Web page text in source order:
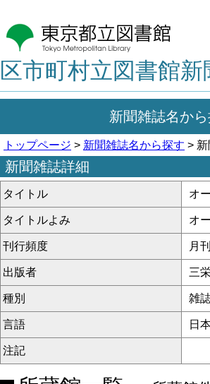
区市町村立図書館
新聞雑誌名か
トップページ > 新聞雑誌名から探す >
新聞雑誌詳細
タイトル オ
タイトルよみ オ
刊行頻度 月刊
出版者 三
種別 雑
言語 日
注記